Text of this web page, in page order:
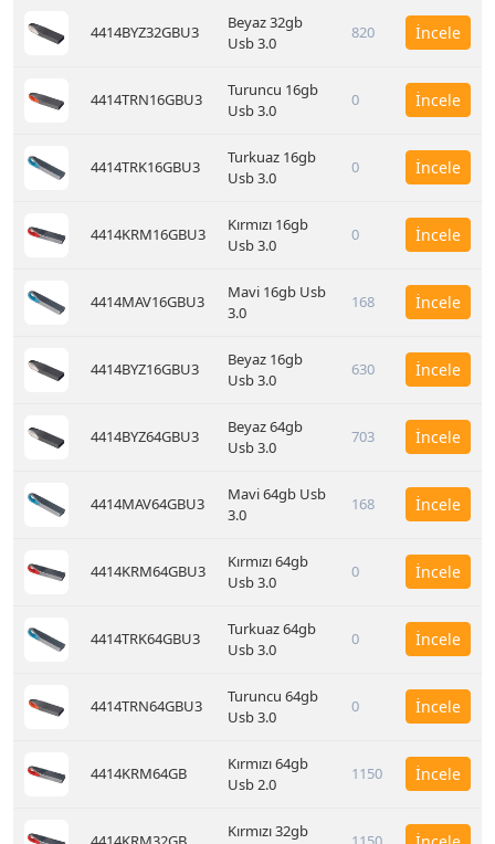
4414BYZ32GBU3
Beyaz 32gb
Usb 3.0
820 İncele
4414TRN16GBU3
Turuncu 16gb
Usb 3.0
0 İncele
4414TRK16GBU3
Turkuaz 16gb
Usb 3.0
0 İncele
4414KRM16GBU3
Kırmızı 16gb
Usb 3.0
0 İncele
4414MAV16GBU3
Mavi 16gb Usb
3.0
168 İncele
4414BYZ16GBU3
Beyaz 16gb
Usb 3.0
630 İncele
4414BYZ64GBU3
Beyaz 64gb
Usb 3.0
703 İncele
4414MAV64GBU3
Mavi 64gb Usb
3.0
168 İncele
4414KRM64GBU3
Kırmızı 64gb
Usb 3.0
0 İncele
4414TRK64GBU3
Turkuaz 64gb
Usb 3.0
0 İncele
4414TRN64GBU3
Turuncu 64gb
Usb 3.0
0 İncele
4414KRM64GB
Kırmızı 64gb
Usb 2.0
1150 İncele
Kırmızı 32gb